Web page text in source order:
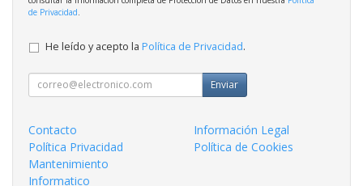
de Privacidad
He leído y acepto la Política de Privacidad.
Enviar
Contacto
Información Legal
Política Privacidad
Política de Cookies
Mantenimiento
Informatico